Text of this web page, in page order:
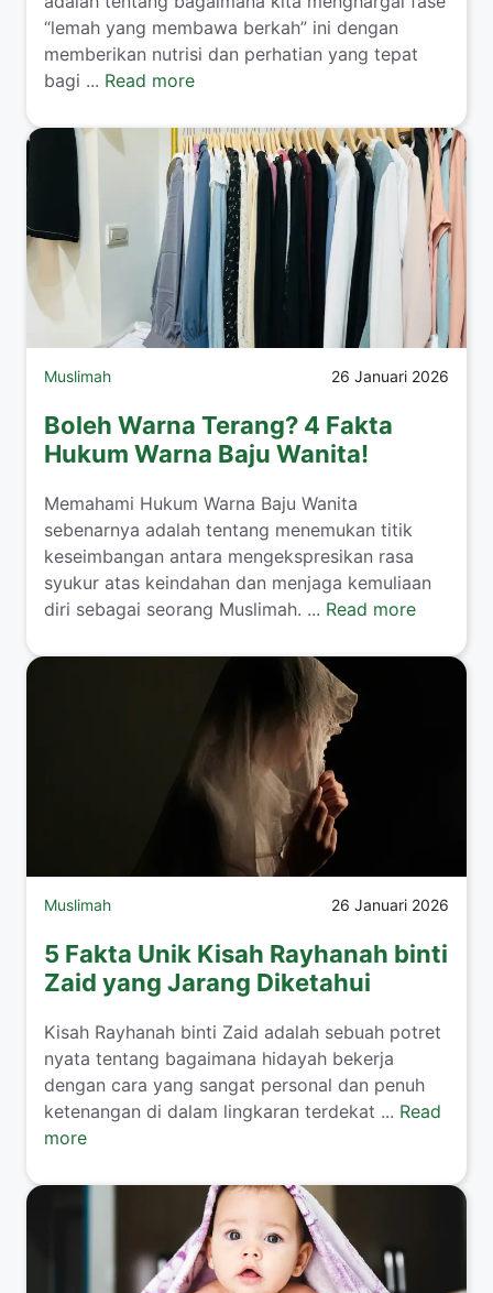
“lemah yang membawa berkah” ini dengan
memberikan nutrisi dan perhatian yang tepat
bagi ... Read more
Muslimah 26 Januari 2026
Boleh Warna Terang? 4 Fakta
Hukum Warna Baju Wanita!
​Memahami Hukum Warna Baju Wanita
sebenarnya adalah tentang menemukan titik
keseimbangan antara mengekspresikan rasa
syukur atas keindahan dan menjaga kemuliaan
diri sebagai seorang Muslimah. ... Read more
Muslimah 26 Januari 2026
5 Fakta Unik Kisah Rayhanah binti
Zaid yang Jarang Diketahui
​Kisah Rayhanah binti Zaid adalah sebuah potret
nyata tentang bagaimana hidayah bekerja
dengan cara yang sangat personal dan penuh
ketenangan di dalam lingkaran terdekat ... Read
more